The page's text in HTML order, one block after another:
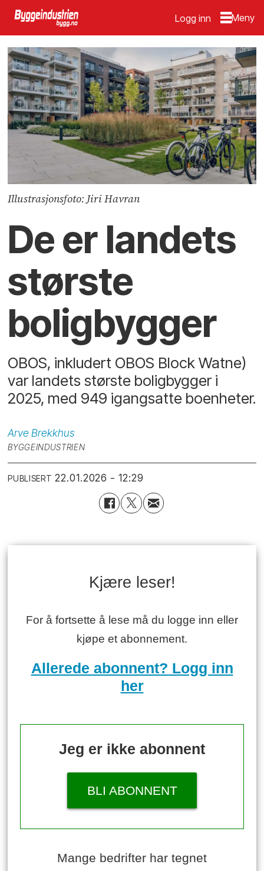
Logg inn
Illustrasjonsfoto: Jiri Havran
De er landets
største
boligbygger
OBOS, inkludert OBOS Block Watne)
var landets største boligbygger i
2025, med 949 igangsatte boenheter.
Arve Brekkhus
BYGGEINDUSTRIEN
PUBLISERT 22.01.2026 - 12:29
Kjære leser!
For å fortsette å lese må du logge inn eller
kjøpe et abonnement.
Allerede abonnent? Logg inn
her
Jeg er ikke abonnent
BLI ABONNENT
Mange bedrifter har tegnet